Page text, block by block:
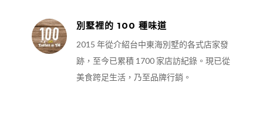
別墅裡的 100 種味道
2015 年從介紹台中東海別墅的各式店家發
跡，至今已累積 1700 家店訪紀錄。現已從
美食跨足生活，乃至品牌行銷。